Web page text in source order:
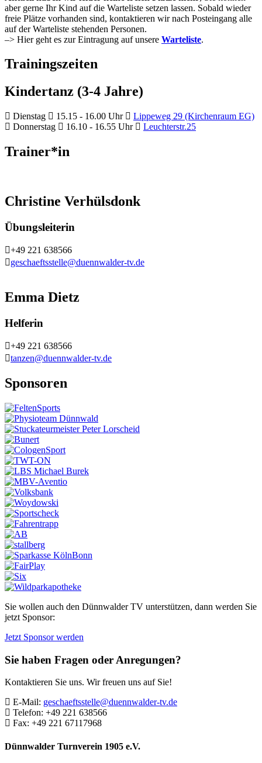
aber gerne Ihr Kind auf die Warteliste setzen lassen. Sobald wieder
freie Plätze vorhanden sind, kontaktieren wir nach Posteingang alle
auf der Warteliste stehenden Personen.
–> Hier geht es zur Eintragung auf unsere Warteliste.
Trainingszeiten
Kindertanz (3-4 Jahre)
Dienstag 15.15 - 16.00 Uhr
Lippeweg 29 (Kirchenraum EG)
Donnerstag
16.10 - 16.55 Uhr Leuchterstr.25
Trainer*in
Christine Verhülsdonk
Übungsleiterin
+49 221 638566
geschaeftsstelle@duennwalder-tv.de
Emma Dietz
Helferin
+49 221 638566
tanzen@duennwalder-tv.de
Sponsoren
Sie wollen auch den Dünnwalder TV unterstützen, dann werden Sie
jetzt Sponsor:
Jetzt Sponsor werden
Sie haben Fragen oder Anregungen?
Kontaktieren Sie uns. Wir freuen uns auf Sie!
E-Mail: geschaeftsstelle@duennwalder-tv.de
Telefon: +49 221 638566
Fax: +49 221 67117968
Dünnwalder Turnverein 1905 e.V.